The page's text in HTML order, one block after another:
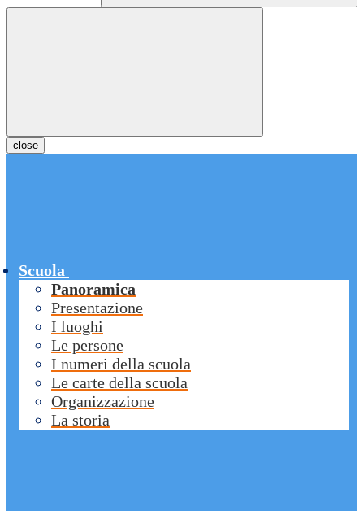
close
Scuola
Panoramica
Presentazione
I luoghi
Le persone
I numeri della scuola
Le carte della scuola
Organizzazione
La storia